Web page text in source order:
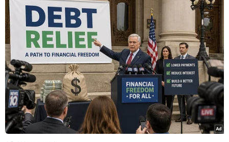
Không nên dùng từ “giải cứu” với Vietnam
Airlines
Theo ông Dương Trí Thành, Tổng giám đốc
Vietnam Airlines, hãng đang phát triển vững
mạng nhưng dịch COVID-19 đã làm đảo lộn toàn
bộ khi hiện đã lỗ ròng 15.000 tỷ đồng. Nếu áp
dụng chậm lại khấu hao, chính sách về thuế
xăng dầu dự kiến bớt được 2.200 tỷ đồng nên sẽ
lỗ 13.000 tỷ đồng.